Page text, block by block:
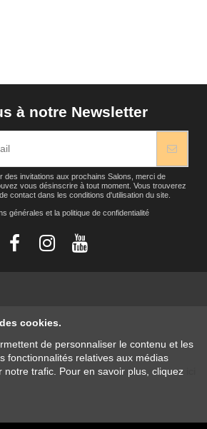
à notre Newsletter
des invitations aux prochains Salons, merci de
vous désinscrire à tout moment. Vous trouverez
contact dans les conditions d'utilisation du site.
générales et la politique de confidentialité
Loanne POIZAT - Agence 1454
cookies.
de personnaliser le contenu et les
fonctionnalités relatives aux médias
notre trafic. Pour en savoir plus, cliquez